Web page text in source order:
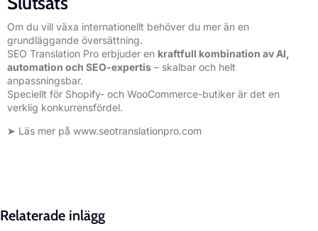
Om du vill växa internationellt behöver du mer än en
grundläggande översättning.
SEO Translation Pro erbjuder en kraftfull kombination av AI,
automation och SEO-expertis – skalbar och helt
anpassningsbar.
Speciellt för Shopify- och WooCommerce-butiker är det en
verklig konkurrensfördel.
➤ Läs mer på www.seotranslationpro.com
Relaterade inlägg